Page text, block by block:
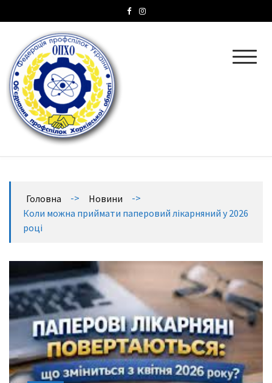
Головна -> Новини
->
Коли можна приймати паперовий лікарняний у 2026
році